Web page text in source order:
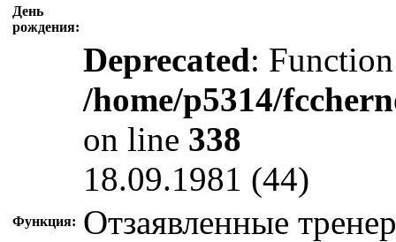
День
рождения:
Deprecated:
/home/p5314/
on line 338
18.09.1981 (44)
Функция: Отзаявленные